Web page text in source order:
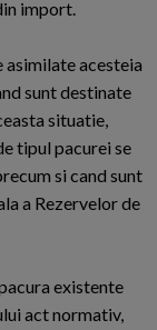
import.
asimilate acesteia
sunt destinate
situatie,
tipul pacurei se
si cand sunt
a Rezervelor de
existente
act normativ,